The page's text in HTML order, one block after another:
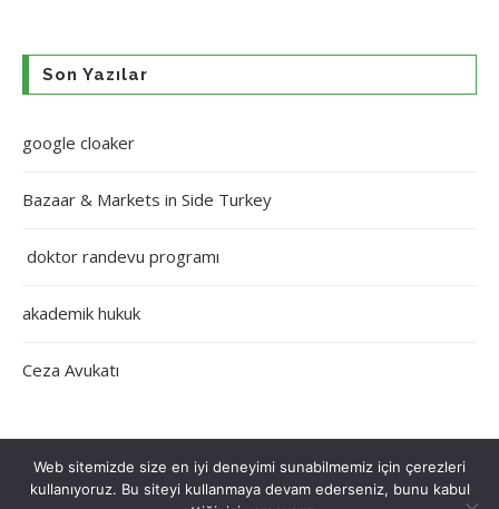
Son Yazılar
google cloaker
Bazaar & Markets in Side Turkey
doktor randevu programı
akademik hukuk
Ceza Avukatı
Web sitemizde size en iyi deneyimi sunabilmemiz için çerezleri
kullanıyoruz. Bu siteyi kullanmaya devam ederseniz, bunu kabul